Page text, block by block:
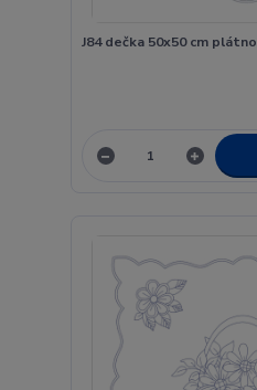
J84 dečka 50x50 cm plátno